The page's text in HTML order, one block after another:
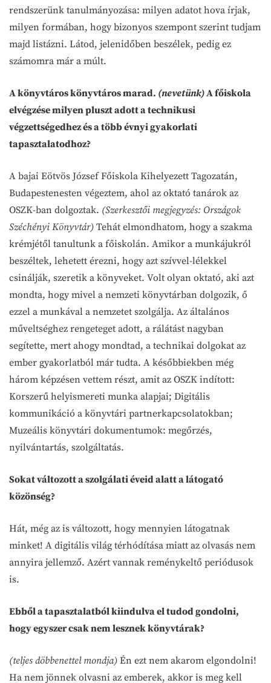
rendszerünk tanulmányozása: milyen adatot hova írjak,
milyen formában, hogy bizonyos szempont szerint tudjam
majd listázni. Látod, jelenidőben beszélek, pedig ez
számomra már a múlt.
A könyvtáros könyvtáros marad. (nevetünk)A főiskola
elvégzése milyen pluszt adott a technikusi
végzettségedhez és a több évnyi gyakorlati
tapasztalatodhoz?
A bajai Eötvös József Főiskola Kihelyezett Tagozatán,
Budapestenesten végeztem, ahol az oktató tanárok az
OSZK-ban dolgoztak. (Szerkesztői megjegyzés: Országok
Széchényi Könyvtár) Tehát elmondhatom, hogy a szakma
krémjétől tanultunk a főiskolán. Amikor a munkájukról
beszéltek, lehetett érezni, hogy azt szívvel-lélekkel
csinálják, szeretik a könyveket. Volt olyan oktató, aki azt
mondta, hogy mivel a nemzeti könyvtárban dolgozik, ő
ezzel a munkával a nemzetet szolgálja. Az általános
műveltséghez rengeteget adott, a rálátást nagyban
segítette, mert ahogy mondtad, a technikai dolgokat az
ember gyakorlatból már tudta. A későbbiekben még
három képzésen vettem részt, amit az OSZK indított:
Korszerű helyismereti munka alapjai; Digitális
kommunikáció a könyvtári partnerkapcsolatokban;
Muzeális könyvtári dokumentumok: megőrzés,
nyilvántartás, szolgáltatás.
Sokat változott a szolgálati éveid alatt a látogató
közönség?
Hát, még az is változott, hogy mennyien látogatnak
minket! A digitális világ térhódítása miatt az olvasás nem
annyira jellemző. Azért vannak reménykeltő periódusok
is.
Ebből a tapasztalatból kiindulva el tudod gondolni,
hogy egyszer csak nem lesznek könyvtárak?
(teljes döbbenettel mondja) Én ezt nem akarom elgondolni!
Ha nem jönnek olvasni az emberek, akkor is meg kell